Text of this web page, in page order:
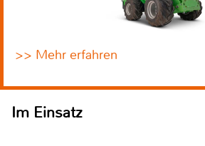
>> Mehr erfahren
Im Einsatz